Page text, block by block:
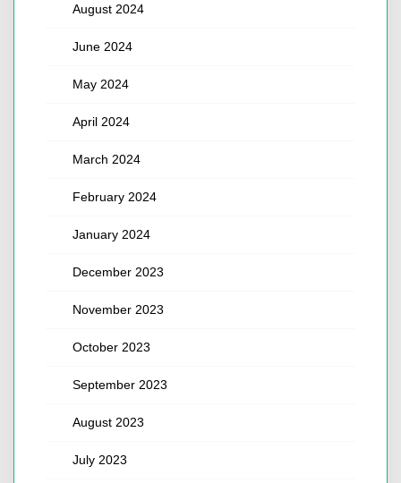
August 2024
June 2024
May 2024
April 2024
March 2024
February 2024
January 2024
December 2023
November 2023
October 2023
September 2023
August 2023
July 2023